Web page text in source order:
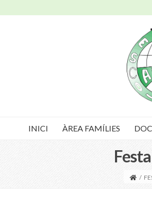
INICI ÀREA FAMÍLIES
/